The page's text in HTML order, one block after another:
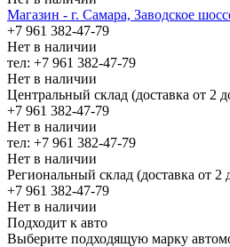
Магазин - г. Самара, Заводское
+7 961 382-47-79
Нет в наличии
тел: +7 961 382-47-79
Нет в наличии
Центральный склад (доставка от 2
+7 961 382-47-79
Нет в наличии
тел: +7 961 382-47-79
Нет в наличии
Региональный склад (доставка от 2
+7 961 382-47-79
Нет в наличии
Подходит к авто
Выберите подходящую марку